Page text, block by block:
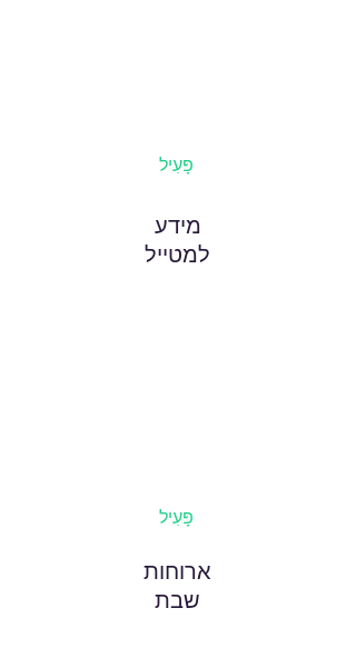
פָּעִיל
מידע
למטייל
פָּעִיל
ארוחות
שבת